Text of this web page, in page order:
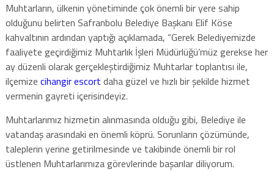
Muhtarların, ülkenin yönetiminde çok önemli bir yere sahip
olduğunu belirten Safranbolu Belediye Başkanı Elif Köse
kahvaltının ardından yaptığı açıklamada, “Gerek Belediyemizde
faaliyete geçirdiğimiz Muhtarlık İşleri Müdürlüğü’müz gerekse her
ay düzenli olarak gerçekleştirdiğimiz Muhtarlar toplantısı ile,
ilçemize cihangir escort daha güzel ve hızlı bir şekilde hizmet
vermenin gayreti içerisindeyiz.
Muhtarlarımız hizmetin alınmasında olduğu gibi, Belediye ile
vatandaş arasındaki en önemli köprü. Sorunların çözümünde,
taleplerin yerine getirilmesinde ve takibinde önemli bir rol
üstlenen Muhtarlarımıza görevlerinde başarılar diliyorum.